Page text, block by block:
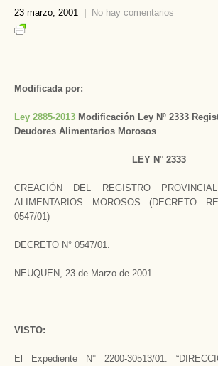
23 marzo, 2001 No hay comentarios
Modificada por:
Ley 2885-2013 Modificación Ley Nº 2333
Deudores Alimentarios Morosos
LEY N° 2333
CREACIÓN DEL REGISTRO
ALIMENTARIOS MOROSOS (DECRETO
0547/01)
DECRETO N° 0547/01.­
NEUQUEN, 23 de Marzo de 2001.­
VISTO:
El Expediente N° 2200-30513/01: